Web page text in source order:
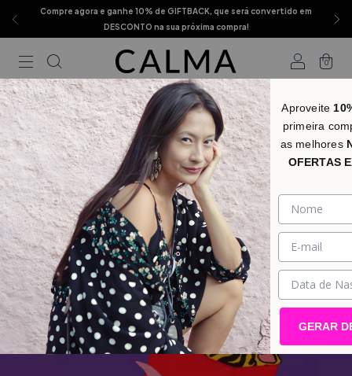
Compre agora e ganhe 10% de GIFTBACK, que será convertido em
DESCONTO na sua próxima compra!
0
Aproveite
primeira
as melhores
OFERTAS
GERAR